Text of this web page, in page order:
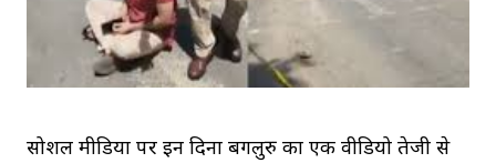
सोशल मीडिया पर इन दिनों बेंगलुरु का एक वीडियो तेजी से